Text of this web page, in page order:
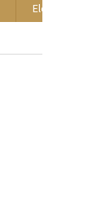
Elektrické